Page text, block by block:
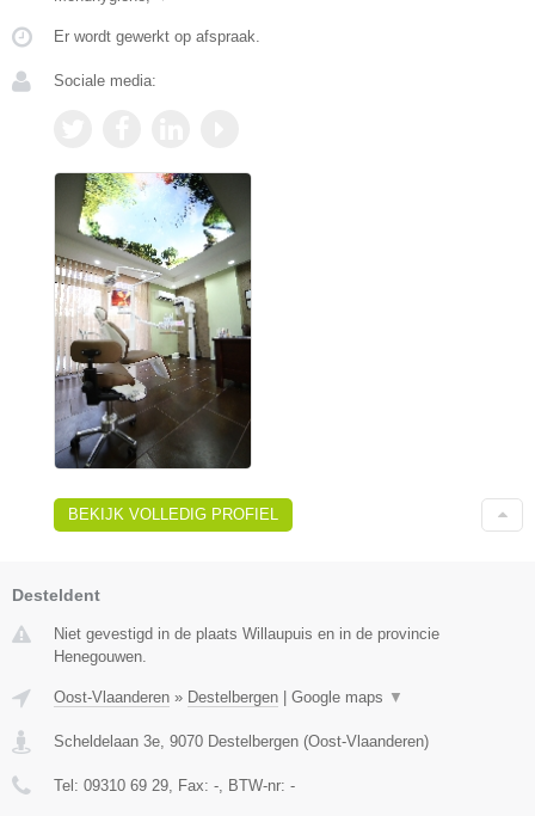
Er wordt gewerkt op afspraak.
Sociale media:
BEKIJK VOLLEDIG PROFIEL
Desteldent
Niet gevestigd in de plaats Willaupuis en in de provincie
Henegouwen.
Oost-Vlaanderen » Destelbergen Google maps ▼
Scheldelaan 3e 9070 Destelbergen (Oost-Vlaanderen)
Tel: 09310 69 29 , Fax: - , BTW-nr: -